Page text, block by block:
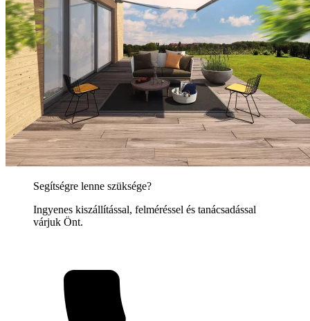
Segítségre lenne szüksége?
Ingyenes kiszállítással, felméréssel és tanácsadással
várjuk Önt.